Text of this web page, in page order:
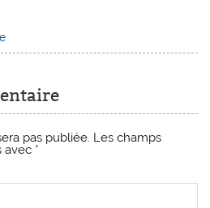
pas publiée. Les champs
avec *